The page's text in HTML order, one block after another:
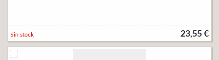
23,55 €
Sin stock